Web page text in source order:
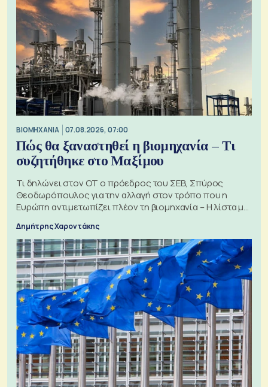
ΒΙΟΜΗΧΑΝΙΑ 07.08.2026, 07:00
Πώς θα ξαναστηθεί η βιομηχανία – Τι
συζητήθηκε στο Μαξίμου
Τι δηλώνει στον ΟΤ ο πρόεδρος του ΣΕΒ, Σπύρος
Θεοδωρόπουλος για την αλλαγή στον τρόπο που η
Ευρώπη αντιμετωπίζει πλέον τη βιομηχανία – Η λίστα με
Δημήτρης Χαροντάκης